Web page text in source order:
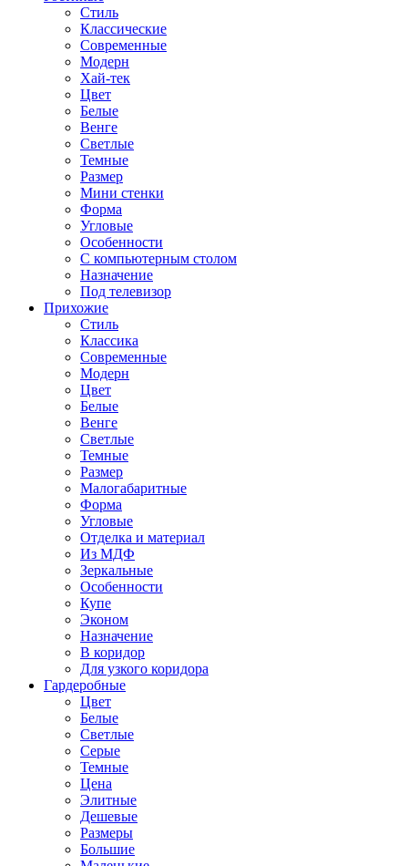
Стиль
Классические
Современные
Модерн
Хай-тек
Цвет
Белые
Венге
Светлые
Темные
Размер
Мини стенки
Форма
Угловые
Особенности
С компьютерным столом
Назначение
Под телевизор
Прихожие
Стиль
Классика
Современные
Модерн
Цвет
Белые
Венге
Светлые
Темные
Размер
Малогабаритные
Форма
Угловые
Отделка и материал
Из МДФ
Зеркальные
Особенности
Купе
Эконом
Назначение
В коридор
Для узкого коридора
Гардеробные
Цвет
Белые
Светлые
Серые
Темные
Цена
Элитные
Дешевые
Размеры
Большие